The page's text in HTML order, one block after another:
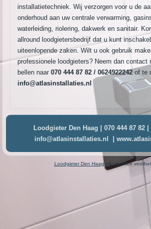
installatietechniek. Wij verzorgen voor u de
onderhoud aan uw centrale verwarming,
waterleiding, riolering, dakwerk en sanitair.
allround loodgietersbedrijf dat u kunt
uiteenlopende zaken. Wilt u ook gebruik
professionele loodgieters? Neem dan contact
bellen naar070 444 87 82 / 0624922242 of te
info@atlasinstallaties.nl
Loodgieter Den Haag | 070 444 87 82 |
info@atlasinstallaties.nl |
Loodgieter Den Haagalle rechten